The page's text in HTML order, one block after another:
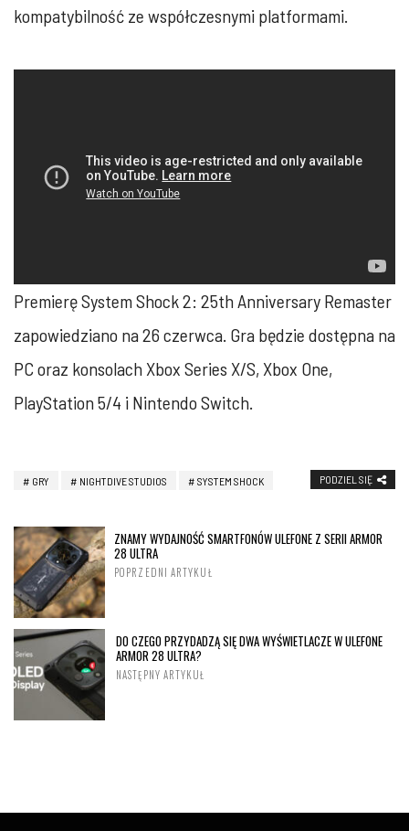
kompatybilność ze współczesnymi platformami.
Premierę System Shock 2: 25th Anniversary Remaster
zapowiedziano na 26 czerwca. Gra będzie dostępna na
PC oraz konsolach Xbox Series X/S, Xbox One,
PlayStation 5/4 i Nintendo Switch.
GRY NIGHTDIVE STUDIOS SYSTEM SHOCK PODZIEL SIĘ
ZNAMY WYDAJNOŚĆ SMARTFONÓW ULEFONE Z SERII ARMOR
28 ULTRA
POPRZEDNI ARTYKUŁ
DO CZEGO PRZYDADZĄ SIĘ DWA WYŚWIETLACZE W ULEFONE
ARMOR 28 ULTRA?
NASTĘPNY ARTYKUŁ